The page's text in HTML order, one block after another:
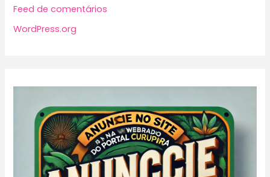
Feed de comentários
WordPress.org